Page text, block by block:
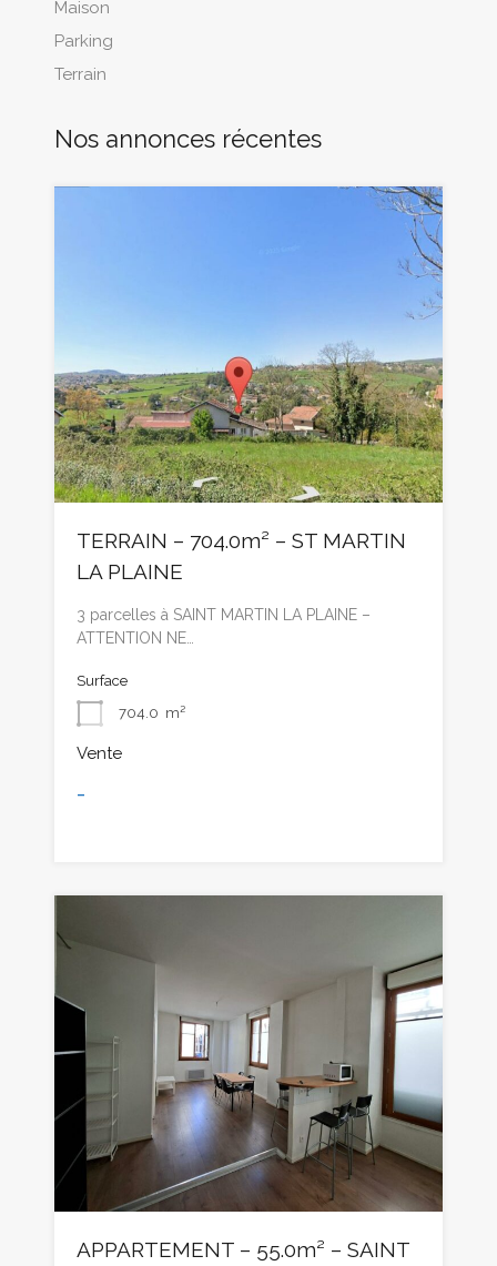
Maison
Parking
Terrain
Nos annonces récentes
TERRAIN – 704.0m² – ST MARTIN
LA PLAINE
3 parcelles à SAINT MARTIN LA PLAINE –
ATTENTION NE…
Surface
704.0 m²
Vente
-
APPARTEMENT – 55.0m² – SAINT